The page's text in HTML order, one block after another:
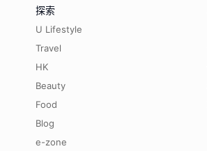
探索
U Lifestyle
Travel
HK
Beauty
Food
Blog
e-zone